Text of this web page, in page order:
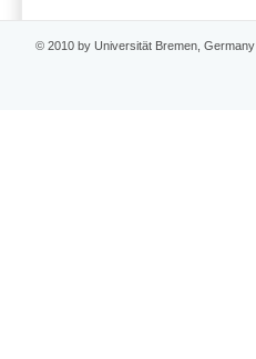
© 2010 by Universität Bremen, Germany